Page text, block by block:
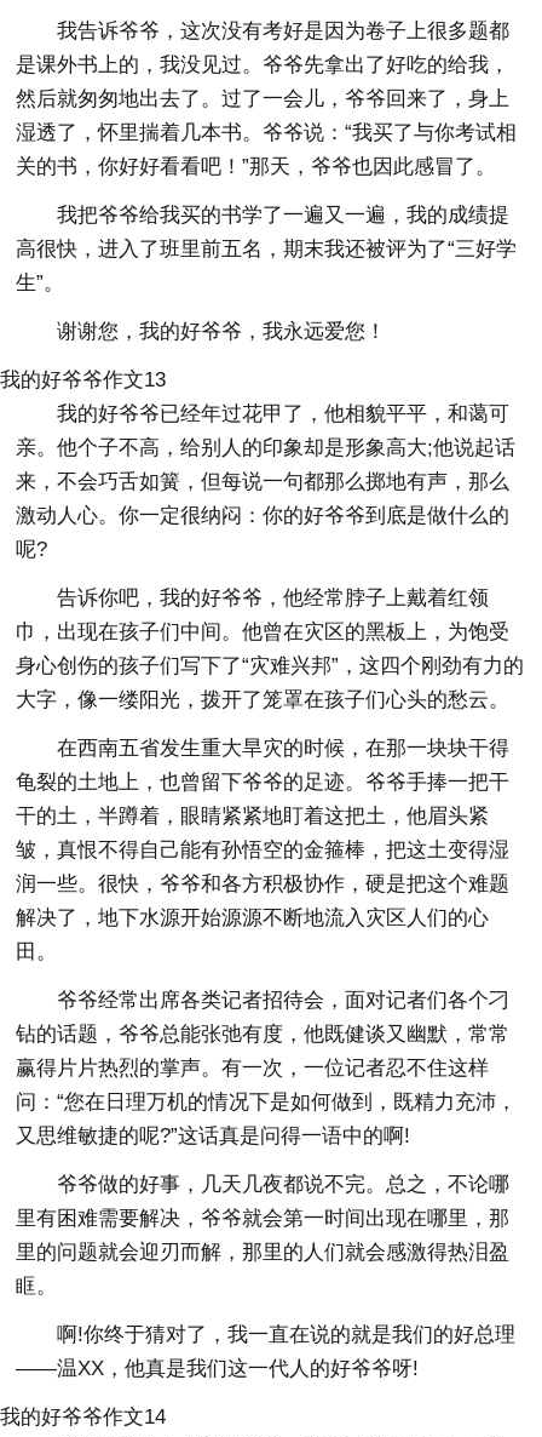
我告诉爷爷，这次没有考好是因为卷子上很多题都
是课外书上的，我没见过。爷爷先拿出了好吃的给我，
然后就匆匆地出去了。过了一会儿，爷爷回来了，身上
湿透了，怀里揣着几本书。爷爷说：“我买了与你考试相
关的书，你好好看看吧！”那天，爷爷也因此感冒了。
我把爷爷给我买的书学了一遍又一遍，我的成绩提
高很快，进入了班里前五名，期末我还被评为了“三好学
生”。
谢谢您，我的好爷爷，我永远爱您！
我的好爷爷作文13
我的好爷爷已经年过花甲了，他相貌平平，和蔼可
亲。他个子不高，给别人的印象却是形象高大;他说起话
来，不会巧舌如簧，但每说一句都那么掷地有声，那么
激动人心。你一定很纳闷：你的好爷爷到底是做什么的
呢?
告诉你吧，我的好爷爷，他经常脖子上戴着红领
巾，出现在孩子们中间。他曾在灾区的黑板上，为饱受
身心创伤的孩子们写下了“灾难兴邦”，这四个刚劲有力的
大字，像一缕阳光，拨开了笼罩在孩子们心头的愁云。
在西南五省发生重大旱灾的时候，在那一块块干得
龟裂的土地上，也曾留下爷爷的足迹。爷爷手捧一把干
干的土，半蹲着，眼睛紧紧地盯着这把土，他眉头紧
皱，真恨不得自己能有孙悟空的金箍棒，把这土变得湿
润一些。很快，爷爷和各方积极协作，硬是把这个难题
解决了，地下水源开始源源不断地流入灾区人们的心
田。
爷爷经常出席各类记者招待会，面对记者们各个刁
钻的话题，爷爷总能张弛有度，他既健谈又幽默，常常
赢得片片热烈的掌声。有一次，一位记者忍不住这样
问：“您在日理万机的情况下是如何做到，既精力充沛，
又思维敏捷的呢?”这话真是问得一语中的啊!
爷爷做的好事，几天几夜都说不完。总之，不论哪
里有困难需要解决，爷爷就会第一时间出现在哪里，那
里的问题就会迎刃而解，那里的人们就会感激得热泪盈
眶。
啊!你终于猜对了，我一直在说的就是我们的好总理
——温XX，他真是我们这一代人的好爷爷呀!
我的好爷爷作文14